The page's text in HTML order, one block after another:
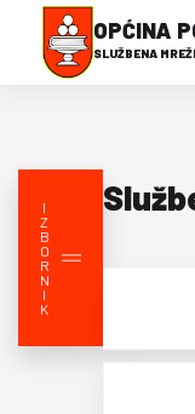
OPĆINA
SLUŽBENA
I
Z
B
O
R
N
I
K